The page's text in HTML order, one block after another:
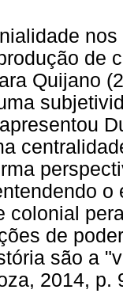
de
Quijano
colonial
de
são a
2014, p.